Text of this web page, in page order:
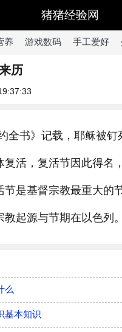
猪猪经验网
养 游戏数码 手工爱好
历
约全书》记载，耶稣被钉
复活，复活节因此得名
节是基督宗教最重大的
起源与节期在以色列。
么
基本知识